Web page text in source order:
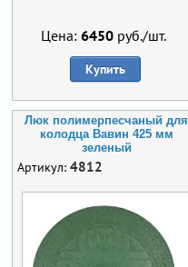
Цена: 6450руб./шт.
Купить
Люк полимерпесчаный для
колодца Вавин 425 мм
зеленый
Артикул: 4812